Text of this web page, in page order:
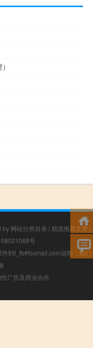
by 网站分类目录 | 精选推荐文章|
号
到f_fb#foxmail.com说明，我们
广告及商业合作